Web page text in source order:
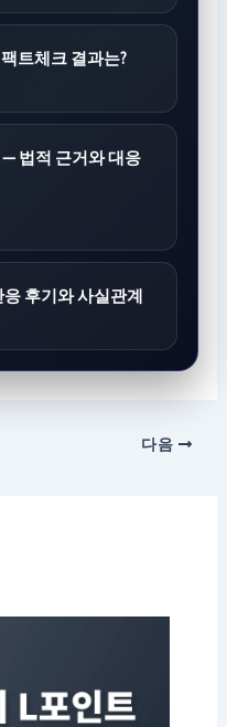
트체크 결과는?
법적 근거와 대응
후기와 사실관계
다음